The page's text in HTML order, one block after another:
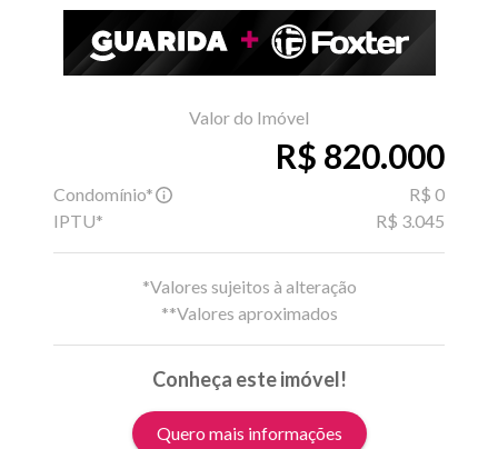
Valor do Imóvel
R$ 820.000
Condomínio*
R$ 0
IPTU*
R$ 3.045
*Valores sujeitos à alteração
**Valores aproximados
Conheça este imóvel!
Quero mais informações